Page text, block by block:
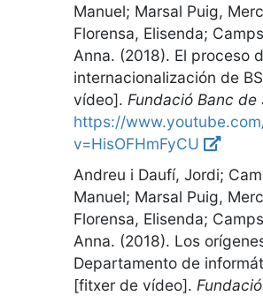
Manuel; Marsal Puig,
Florensa, Elisenda;
Anna. (2018). El proceso
internacionalización de
vídeo]. Fundació Banc de
https://
v=HisOFHmFyCU
Andreu i Daufí, Jordi;
Manuel; Marsal Puig,
Florensa, Elisenda;
Anna. (2018). Los
Departamento de
[fitxer de vídeo].